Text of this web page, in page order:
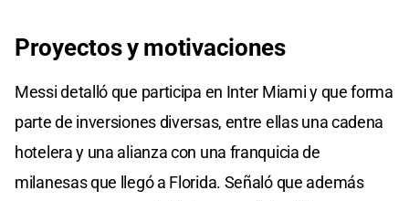
Proyectos y motivaciones
Messi detalló que participa en Inter Miami y que forma
parte de inversiones diversas, entre ellas una cadena
hotelera y una alianza con una franquicia de
milanesas que llegó a Florida. Señaló que además